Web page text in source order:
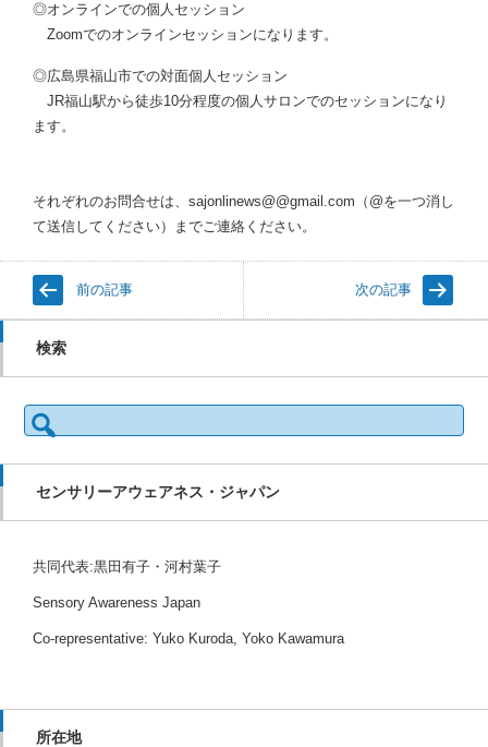
◎オンラインでの個人セッション
Zoomでのオンラインセッションになります。
◎広島県福山市での対面個人セッション
JR福山駅から徒歩10分程度の個人サロンでのセッションになり
ます。
それぞれのお問合せは、sajonlinews@@gmail.com（@を一つ消し
て送信してください）までご連絡ください。
前の記事 次の記事
検索
検
索:
センサリーアウェアネス・ジャパン
共同代表:黒田有子・河村葉子
Sensory Awareness Japan
Co-representative: Yuko Kuroda, Yoko Kawamura
所在地